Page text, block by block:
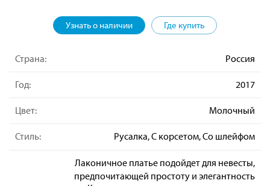
Узнать о наличии Где купить
Страна: Россия
Год: 2017
Цвет: Молочный
Стиль: Русалка, С корсетом, Со шлейфом
Лаконичное платье подойдет для невесты,
предпочитающей простоту и элегантность